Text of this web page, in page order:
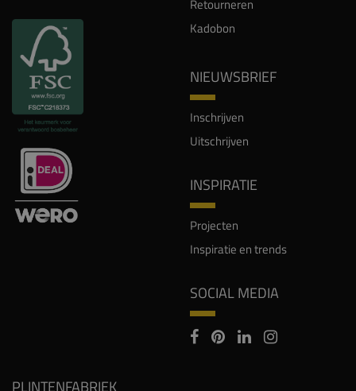
Retourneren
Kadobon
NIEUWSBRIEF
Inschrijven
Uitschrijven
INSPIRATIE
Projecten
Inspiratie en trends
SOCIAL MEDIA